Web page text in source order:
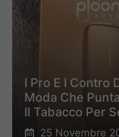
I Pro E I Contro
Moda Che
Il Tabacco Per
25 Novembre